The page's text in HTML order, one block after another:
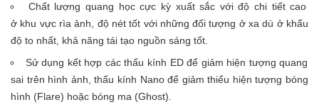
Chất lượng quang học cực kỳ xuất sắc với độ chi tiết cao
ở khu vực rìa ảnh, độ nét tốt với những đối tượng ở xa dù ở khẩu
độ to nhất, khả năng tái tạo nguồn sáng tốt.
Sử dụng kết hợp các thấu kính ED để giảm hiện tượng quang
sai trên hình ảnh, thấu kính Nano để giảm thiểu hiện tượng bóng
hình (Flare) hoặc bóng ma (Ghost).